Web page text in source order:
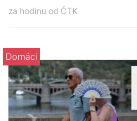
za hodinu od ČTK
Domácí